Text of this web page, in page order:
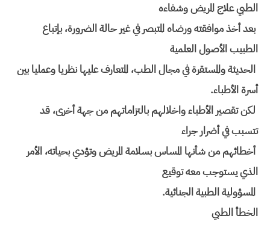
الطبي علاج المریض وشفاءه
بعد أخذ موافقته ورضاه المتبصر في غیر حالة الضرورة، بإتباع
الطبیب الأصول العلمیة
الحدیثة والمستقرة في مجال الطب، المتعارف علیها نظریا وعملیا بین
أسرة الأطباء.
لكن تقصیر الأطباء واخلالهم بالتزاماتهم من جهة أخرى، قد
تتسبب في أضرار جراء
أخطائهم من شأنها المساس بسلامة المریض وتؤدي بحیاته، الأمر
الذي یستوجب معه توقیع
المسؤولیة الطبیة الجنائیة.
الخطأ الطبي